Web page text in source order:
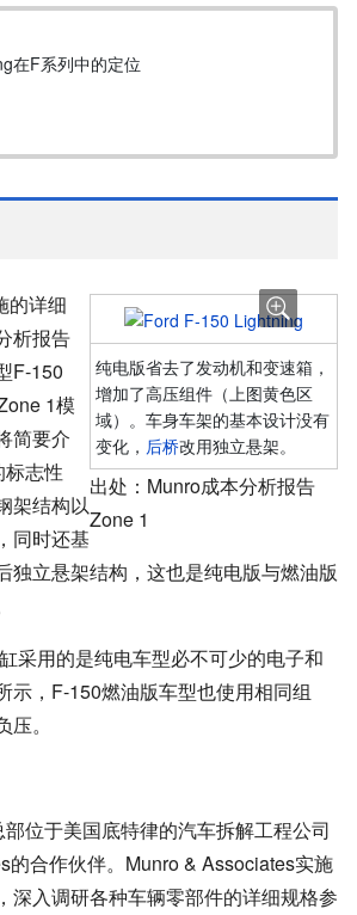
在F系列中的定位
纯电版省去了发动机和变速箱，
增加了高压组件（上图黄色区
域）。车身车架的基本设计没有
变化， 后桥改用独立悬架。
出处：Munro成本分析报告
Zone 1
详细
析报告
F-150
1模
简要介
志性
架结构以
同时还基
独立悬架结构，这也是纯电版与燃油版
用的是纯电车型必不可少的电子和
示，F-150燃油版车型也使用相同组
。
于美国底特律的汽车拆解工程公司
的合作伙伴。Munro & Associates实施
深入调研各种车辆零部件的详细规格参